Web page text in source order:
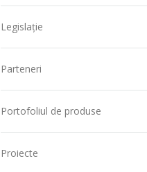
Legislație
Parteneri
Portofoliul de produse
Proiecte